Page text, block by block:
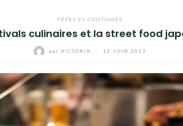
FÊTES ET COUTUMES
culinaires et la street food
par VICTORIA 12 JUIN 2023